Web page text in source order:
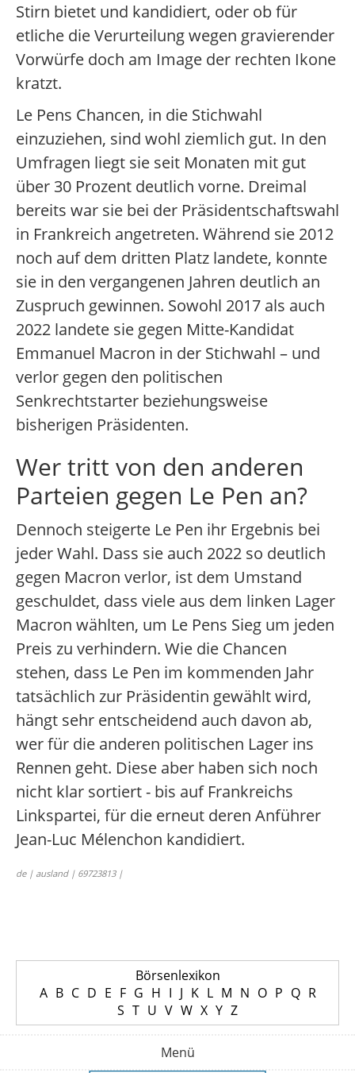
Stirn bietet und kandidiert, oder ob für
etliche die Verurteilung wegen gravierender
Vorwürfe doch am Image der rechten Ikone
kratzt.
Le Pens Chancen, in die Stichwahl
einzuziehen, sind wohl ziemlich gut. In den
Umfragen liegt sie seit Monaten mit gut
über 30 Prozent deutlich vorne. Dreimal
bereits war sie bei der Präsidentschaftswahl
in Frankreich angetreten. Während sie 2012
noch auf dem dritten Platz landete, konnte
sie in den vergangenen Jahren deutlich an
Zuspruch gewinnen. Sowohl 2017 als auch
2022 landete sie gegen Mitte-Kandidat
Emmanuel Macron in der Stichwahl – und
verlor gegen den politischen
Senkrechtstarter beziehungsweise
bisherigen Präsidenten.
Wer tritt von den anderen
Parteien gegen Le Pen an?
Dennoch steigerte Le Pen ihr Ergebnis bei
jeder Wahl. Dass sie auch 2022 so deutlich
gegen Macron verlor, ist dem Umstand
geschuldet, dass viele aus dem linken Lager
Macron wählten, um Le Pens Sieg um jeden
Preis zu verhindern. Wie die Chancen
stehen, dass Le Pen im kommenden Jahr
tatsächlich zur Präsidentin gewählt wird,
hängt sehr entscheidend auch davon ab,
wer für die anderen politischen Lager ins
Rennen geht. Diese aber haben sich noch
nicht klar sortiert - bis auf Frankreichs
Linkspartei, für die erneut deren Anführer
Jean-Luc Mélenchon kandidiert.
de | ausland | 69723813 |
Börsenlexikon
A B C D E F G H I J K L M N O P Q R
S T U V W X Y Z
Menü